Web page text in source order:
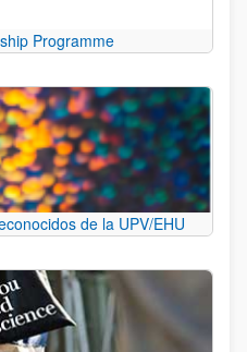
Programme
de la UPV/EHU